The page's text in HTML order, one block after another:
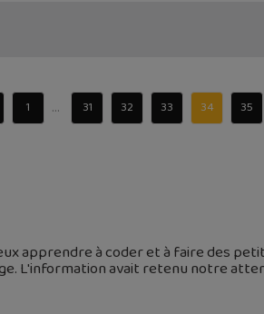
1 ... 31 32 33 34 35
apprendre à coder et à faire des
L'information avait retenu notre